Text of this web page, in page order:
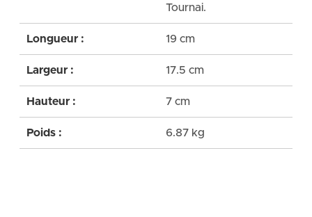
Tournai.
Longueur : 19 cm
Largeur : 17.5 cm
Hauteur : 7 cm
Poids : 6.87 kg